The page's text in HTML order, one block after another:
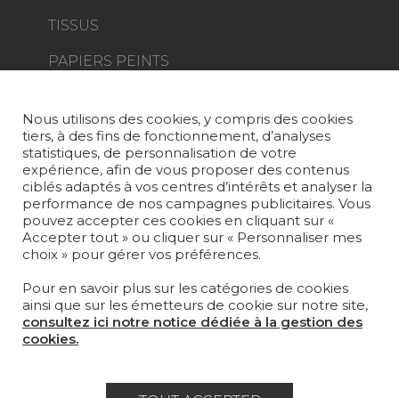
TISSUS
PAPIERS PEINTS
MOBILIER
PROJETS
SUR-MESURE
MAGAZINE
LA MAISON
OÙ NOUS TROUVER ?
Nous utilisons des cookies, y compris des cookies
tiers, à des fins de fonctionnement, d’analyses
statistiques, de personnalisation de votre
expérience, afin de vous proposer des contenus
ciblés adaptés à vos centres d’intérêts et analyser la
performance de nos campagnes publicitaires. Vous
pouvez accepter ces cookies en cliquant sur «
Accepter tout » ou cliquer sur « Personnaliser mes
choix » pour gérer vos préférences.
Pour en savoir plus sur les catégories de cookies
ainsi que sur les émetteurs de cookie sur notre site,
consultez ici notre notice dédiée à la gestion des
cookies.